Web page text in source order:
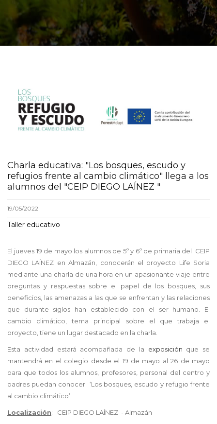
Charla educativa: "Los bosques, escudo y
refugios frente al cambio climático" llega a los
alumnos del "CEIP DIEGO LAÍNEZ "
19/05/2022
Taller educativo
El jueves 19 de mayo los alumnos de 5º y 6º de primaria del CEIP
DIEGO LAÍNEZ en Almazán, conocerán el proyecto Life Soria
mediante una charla de una hora en un apasionante viaje entre
preguntas y respuestas sobre el papel de los bosques, sus
beneficios, las amenazas a las que se enfrentan y las relaciones
que durante siglos han establecido con el ser humano. El
cambio climático, tema principal sobre el que trabaja el
proyecto, tiene un lugar destacado en la charla.
Esta actividad estará acompañada de la exposición que se
mantendrá en el colegio desde el 19 de mayo al 26 de mayo
para que todos los alumnos, profesores, personal del centro y
padres puedan conocer ‘Los bosques, escudo y refugio frente
al cambio climático’.
Localización: CEIP DIEGO LAÍNEZ - Almazán